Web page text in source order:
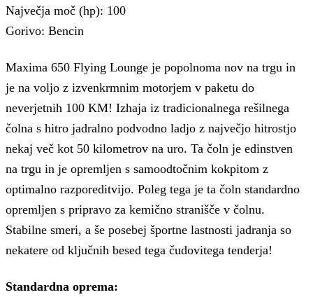
Največja moč (hp): 100
Gorivo: Bencin
Maxima 650 Flying Lounge je popolnoma nov na trgu in
je na voljo z izvenkrmnim motorjem v paketu do
neverjetnih 100 KM! Izhaja iz tradicionalnega rešilnega
čolna s hitro jadralno podvodno ladjo z največjo hitrostjo
nekaj več kot 50 kilometrov na uro. Ta čoln je edinstven
na trgu in je opremljen s samoodtočnim kokpitom z
optimalno razporeditvijo. Poleg tega je ta čoln standardno
opremljen s pripravo za kemično stranišče v čolnu.
Stabilne smeri, a še posebej športne lastnosti jadranja so
nekatere od ključnih besed tega čudovitega tenderja!
Standardna oprema: